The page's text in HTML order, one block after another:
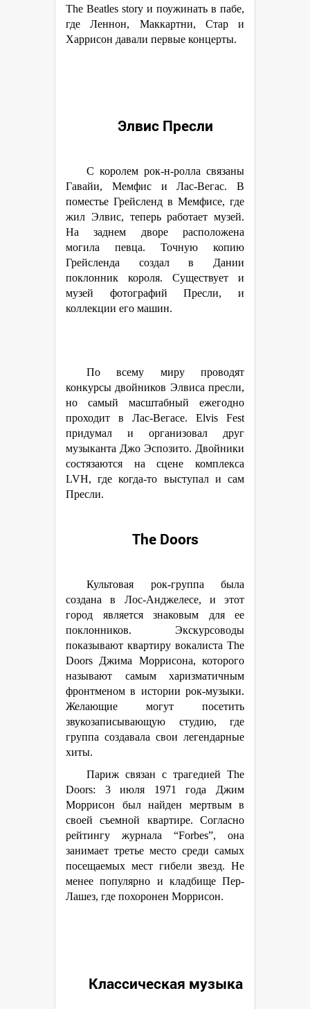
The Beatles story и поужинать в пабе,
где Леннон, Маккартни, Стар и
Харрисон давали первые концерты.
Элвис Пресли
С королем рок-н-ролла связаны
Гавайи, Мемфис и Лас-Вегас. В
поместье Грейсленд в Мемфисе, где
жил Элвис, теперь работает музей.
На заднем дворе расположена
могила певца. Точную копию
Грейсленда создал в Дании
поклонник короля. Существует и
музей фотографий Пресли, и
коллекции его машин.
По всему миру проводят
конкурсы двойников Элвиса пресли,
но самый масштабный ежегодно
проходит в Лас-Вегасе. Elvis Fest
придумал и организовал друг
музыканта Джо Эспозито. Двойники
состязаются на сцене комплекса
LVH, где когда-то выступал и сам
Пресли.
The Doors
Культовая рок-группа была
создана в Лос-Анджелесе, и этот
город является знаковым для ее
поклонников. Экскурсоводы
показывают квартиру вокалиста The
Doors Джима Моррисона, которого
называют самым харизматичным
фронтменом в истории рок-музыки.
Желающие могут посетить
звукозаписывающую студию, где
группа создавала свои легендарные
хиты.
Париж связан с трагедией The
Doors: 3 июля 1971 года Джим
Моррисон был найден мертвым в
своей съемной квартире. Согласно
рейтингу журнала “Forbes”, она
занимает третье место среди самых
посещаемых мест гибели звезд. Не
менее популярно и кладбище Пер-
Лашез, где похоронен Моррисон.
Классическая музыка